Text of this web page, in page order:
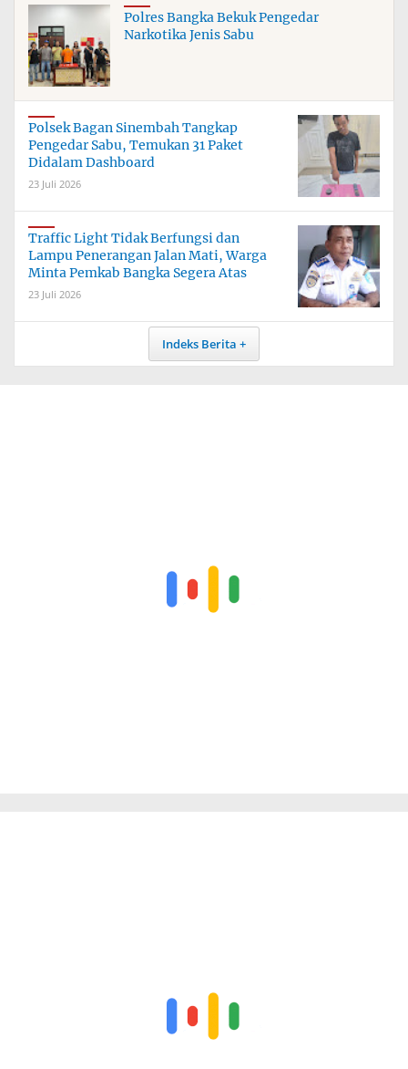
Polres Bangka Bekuk Pengedar
Narkotika Jenis Sabu
Polsek Bagan Sinembah Tangkap
Pengedar Sabu, Temukan 31 Paket
Didalam Dashboard
23 Juli 2026
Traffic Light Tidak Berfungsi dan
Lampu Penerangan Jalan Mati, Warga
Minta Pemkab Bangka Segera Atas
23 Juli 2026
Indeks Berita